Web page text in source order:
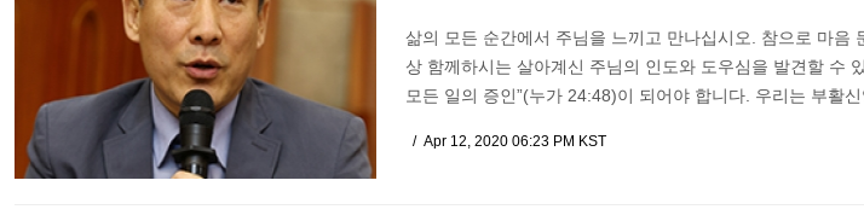
삶의 모든 순간에서 주님을 느끼고 만나십시오. 참으로 마음
상 함께하시는 살아계신 주님의 인도와 도우심을 발견할 수
모든 일의 증인”(누가 24:48)이 되어야 합니다. 우리는 부활
Apr 12, 2020 06:23 PM KST